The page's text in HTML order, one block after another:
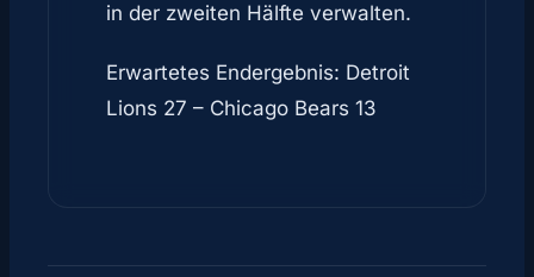
in der zweiten Hälfte verwalten.
Erwartetes Endergebnis: Detroit
Lions 27 – Chicago Bears 13